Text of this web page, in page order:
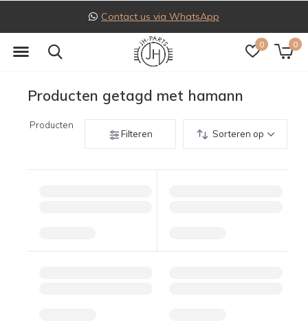
0 0
Contact us via WhatsApp
Producten getagd met hamann
Producten
Filteren
Sorteren op